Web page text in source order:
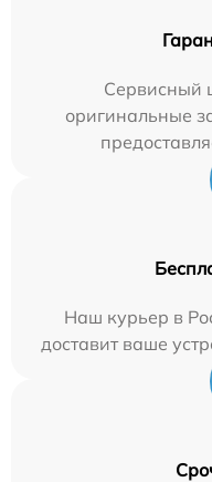
Сервисный
оригинальные
Наш курьер в
доставит ваше